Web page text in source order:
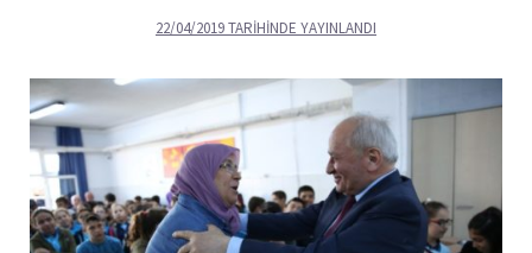
22/04/2019TARIHINDE YAYINLANDI